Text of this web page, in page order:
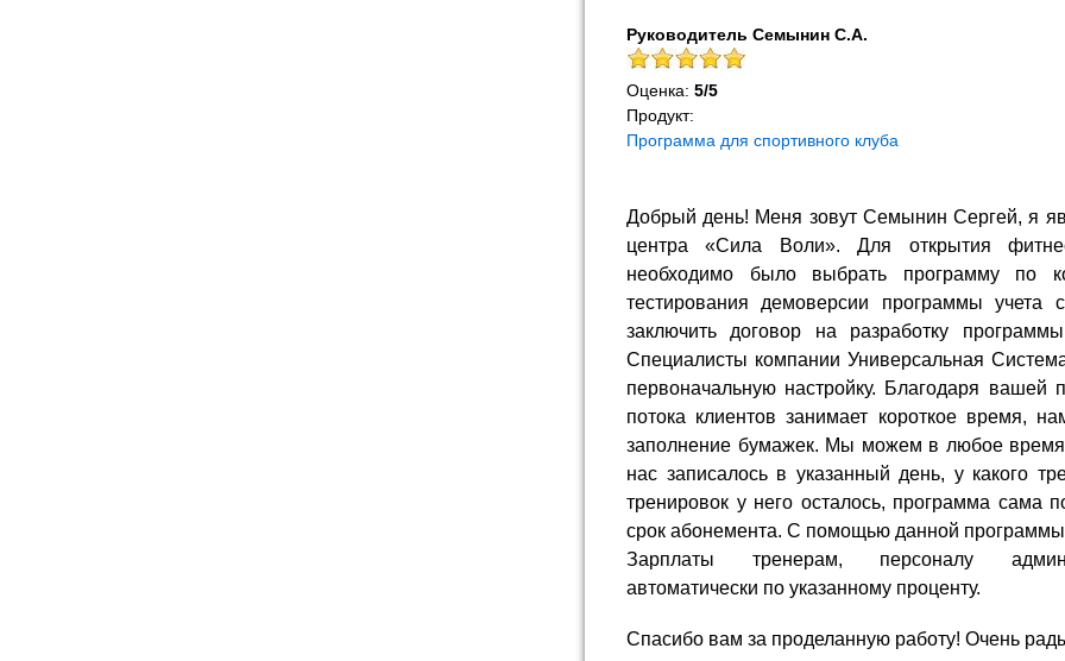
Руководитель Семынин С.А.
Оценка: 5/5
Продукт:
Программа для спортивного клуба
Добрый день! Меня зовут Семынин Сергей, я
центра «Сила Воли». Для открытия
необходимо было выбрать программу по
тестирования демоверсии программы
заключить договор на разработку
Специалисты компании Универсальная
первоначальную настройку. Благодаря вашей
потока клиентов занимает короткое время,
заполнение бумажек. Мы можем в любое время
нас записалось в указанный день, у какого
тренировок у него осталось, программа сама
срок абонемента. С помощью данной
Зарплаты тренерам, персоналу
автоматически по указанному проценту.
Спасибо вам за проделанную работу! Очень